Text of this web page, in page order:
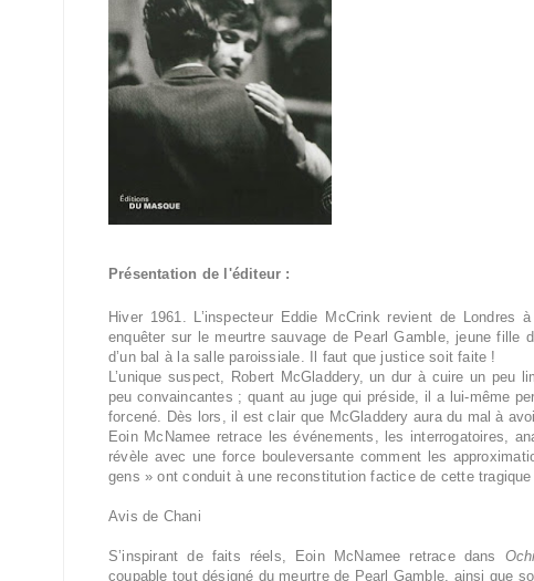
Présentation de l'éditeur :
Hiver 1961. L’inspecteur Eddie McCrink revient de Londres
enquêter sur le meurtre sauvage de Pearl Gamble, jeune fille
d’un bal à la salle paroissiale. Il faut que justice soit faite !
L’unique suspect, Robert McGladdery, un dur à cuire un
peu convaincantes ; quant au juge qui préside, il a lui-même
forcené. Dès lors, il est clair que McGladdery aura du mal à
Eoin McNamee retrace les événements, les interrogatoires,
révèle avec une force bouleversante comment les
gens » ont conduit à une reconstitution factice de cette tragique
Avis de Chani
S’inspirant de faits réels, Eoin McNamee retrace dans
coupable tout désigné du meurtre de Pearl Gamble, ainsi que